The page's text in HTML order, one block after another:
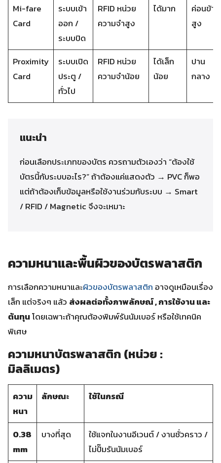
Mi-fare
Card
ระบบเข้า
ออก /
ระบบปิด
RFID หน่วย
ความจำสูง
ได้มาก
ค่อนข้าง
สูง
Proximity
Card
ระบบเปิด
ประตู /
ทั่วไป
RFID หน่วย
ความจำน้อย
ได้เล็ก
น้อย
ปาน
กลาง
แนะนำ
ก่อนเลือกประเภทของบัตร ควรถามตัวเองว่า “ต้องใช้
บัตรนี้กับระบบอะไร?” ถ้าต้องแค่แสดงตัว → PVC ก็พอ
แต่ถ้าต้องเก็บข้อมูลหรือใช้งานร่วมกับระบบ → Smart
/ RFID / Magnetic จึงจะเหมาะ
ความหนาและพื้นผิวของบัตรพลาสติก
การเลือกความหนาและผิวของบัตรพลาสติก อาจดูเหมือนเรื่อง
เล็ก แต่จริงๆ แล้ว ส่งผลต่อทั้งภาพลักษณ์ , การใช้งาน และ
ต้นทุนโดยเฉพาะถ้าคุณต้องพิมพ์รันนัมเบอร์ หรือใช้เทคนิค
พิเศษ
ความหนาบัตรพลาสติก (หน่วย :
มิลลิเมตร)
ความ
หนา
ลักษณะ ใช้ในกรณี
0.38
mm
บางที่สุด
ใช้แจกในงานอีเวนต์ / งานชั่วคราว /
ไม่ปั๊มรันนัมเบอร์